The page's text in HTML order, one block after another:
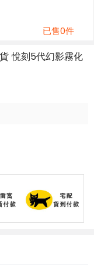
已售0件
悅刻5代幻影霧化